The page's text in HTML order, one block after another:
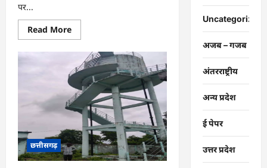
पर...
Read MoreRead
more
CG
अवैध
शराब
के
कारोबार
पर
धमतरी
पुलिस
का
प्रहार,
दो
कोचिए
गिरफ्तार
छत्तीसगढ़
Uncategorized
अजब – गजब
अंतरराष्ट्रीय
अन्य प्रदेश
ई पेपर
उत्तर प्रदेश